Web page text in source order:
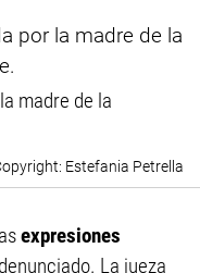
madre de la
Estefania Petrella
expresiones
La jueza